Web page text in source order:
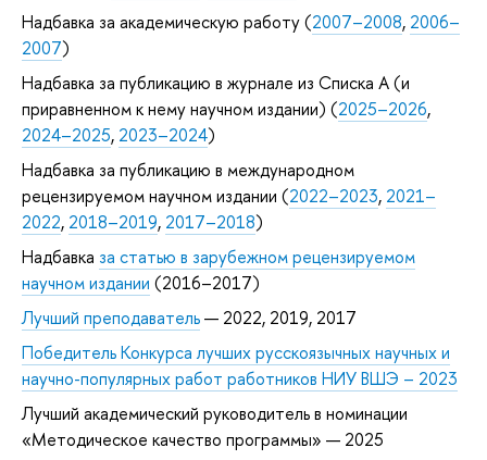
Надбавка за академическую работу (2007–2008, 2006–
2007)
Надбавка за публикацию в журнале из Списка А (и
приравненном к нему научном издании) (2025–2026,
2024–2025, 2023–2024)
Надбавка за публикацию в международном
рецензируемом научном издании (2022–2023, 2021–
2022, 2018–2019, 2017–2018)
Надбавка за статью в зарубежном рецензируемом
научном издании (2016–2017)
Лучший преподаватель— 2022, 2019, 2017
Победитель Конкурса лучших русскоязычных научных и
научно-популярных работ работников НИУ ВШЭ – 2023
Лучший академический руководитель в номинации
«Методическое качество программы» — 2025